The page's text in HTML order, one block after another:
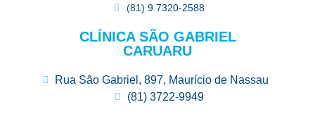
(81) 9.7320-2588
CLÍNICA SÃO GABRIEL
CARUARU
Rua São Gabriel, 897, Maurício de Nassau
(81) 3722-9949